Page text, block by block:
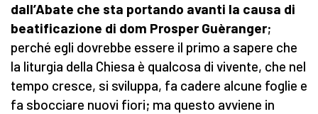
dall’Abate che sta portando avanti la causa di
beatificazione di dom Prosper Guèranger;
perché egli dovrebbe essere il primo a sapere che
la liturgia della Chiesa è qualcosa di vivente, che nel
tempo cresce, si sviluppa, fa cadere alcune foglie e
fa sbocciare nuovi fiori; ma questo avviene in